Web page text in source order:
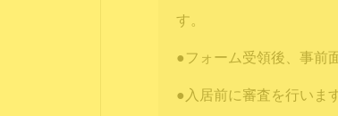
す。
●フォーム受領後、事前
●入居前に審査を行いま